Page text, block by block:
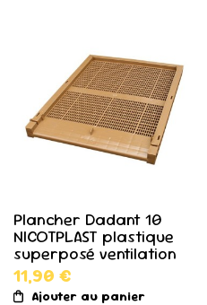
Plancher Dadant 10
NICOTPLAST plastique
superposé ventilation
11,90 €
Ajouter au panier